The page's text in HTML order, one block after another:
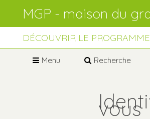
Aller
navigation
personnels
DÉCOUVRIR LE PROGRAMME
Menu Recherche